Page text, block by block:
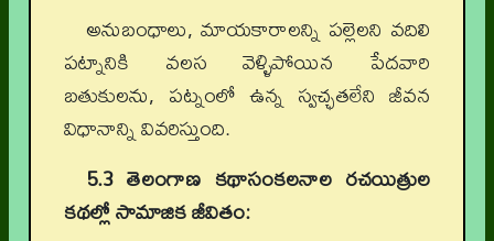
అనుబంధాలు, మాయకారాలన్ని పల్లెలని వదిలి
పట్నానికి వలస వెళ్ళిపోయిన పేదవారి
బతుకులను, పట్నంలో ఉన్న స్వచ్ఛతలేని జీవన
విధానాన్ని వివరిస్తుంది.
5.3 తెలంగాణ కథాసంకలనాల రచయిత్రుల
కథల్లో సామాజిక జీవితం: